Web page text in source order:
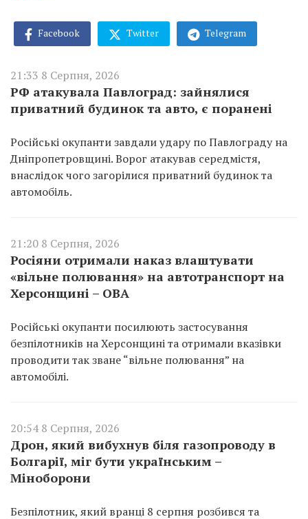
Facebook Twitter Telegram
21:33 8 Серпня, 2026
РФ атакувала Павлоград: зайнялися
приватний будинок та авто, є поранені
Російські окупанти завдали удару по Павлограду на
Дніпропетровщині. Ворог атакував середмістя,
внаслідок чого загорілися приватний будинок та
автомобіль.
21:20 8 Серпня, 2026
Росіяни отримали наказ влаштувати
«вільне полювання» на автотранспорт на
Херсонщині – ОВА
Російські окупанти посилюють застосування
безпілотників на Херсонщині та отримали вказівки
проводити так зване “вільне полювання” на
автомобілі.
20:54 8 Серпня, 2026
Дрон, який вибухнув біля газопроводу в
Болгарії, міг бути українським –
Міноборони
Безпілотник, який вранці 8 серпня розбився та